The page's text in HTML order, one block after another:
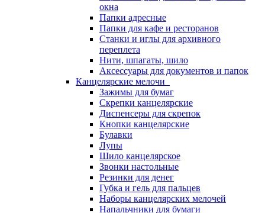
окна
Папки адресные
Папки для кафе и ресторанов
Станки и иглы для архивного
переплета
Нити, шпагаты, шило
Аксессуары для документов и папок
Канцелярские мелочи
Зажимы для бумаг
Скрепки канцелярские
Диспенсеры для скрепок
Кнопки канцелярские
Булавки
Лупы
Шило канцелярское
Звонки настольные
Резинки для денег
Губка и гель для пальцев
Наборы канцелярских мелочей
Напальчники для бумаги